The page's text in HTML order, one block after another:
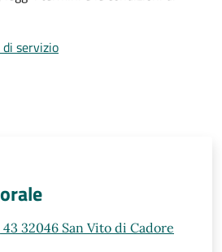
servizio
32046 San Vito di Cadore